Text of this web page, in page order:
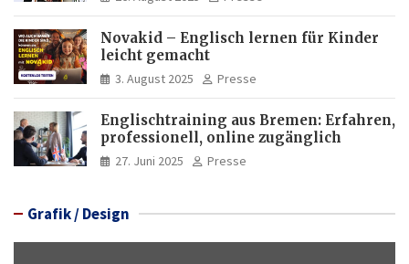
Novakid – Englisch lernen für Kinder
leicht gemacht
3. August 2025 Presse
Englischtraining aus Bremen: Erfahren,
professionell, online zugänglich
27. Juni 2025 Presse
Grafik / Design